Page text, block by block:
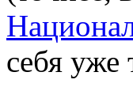
себя уже